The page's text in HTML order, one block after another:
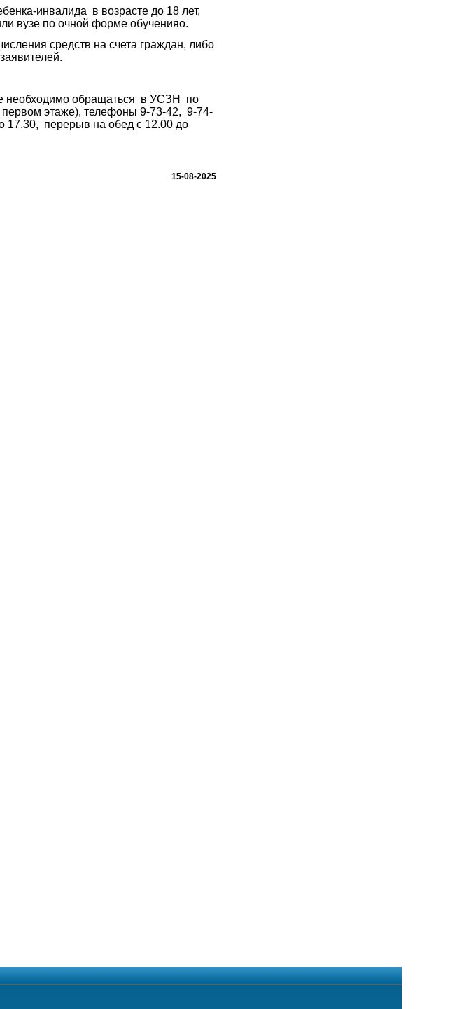
инвалида в возрасте до 18 лет,
вузе по очной форме обученияо.
средств на счета граждан, либо
обращаться в УСЗН по
первом этаже), телефоны 9-73-42, 9-74-
17.30, перерыв на обед с 12.00 до
15-08-2025